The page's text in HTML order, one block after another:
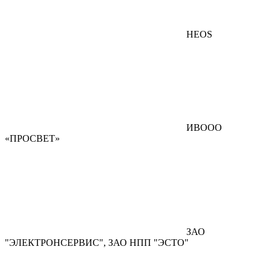
HEOS
ИВООО
«ПРОСВЕТ»
ЗАО
"ЭЛЕКТРОНСЕРВИС", ЗАО НПП "ЭСТО"